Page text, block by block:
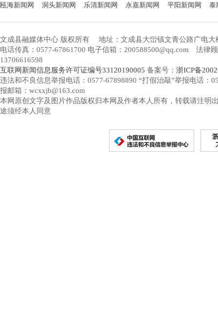
瓯海新闻网
洞头新闻网 乐清新闻网 永嘉新闻网 平阳新闻网 泰
文成县融媒体中心 版权所有
地址：文成县大峃镇文青公路广电大
电话传真：0577-67861700 电子信箱：200588500@qq.com 法律
13706616598
互联网新闻信息服务许可证编号33120190005 备案号： 浙ICP备
违法和不良信息举报电话：0577-67898890 “打假治敲”举报电话：
报邮箱：wcxxjb@163.com
本网原创文字及图片作品版权归本网及作者本人所有，转载请注明
途须经本人同意